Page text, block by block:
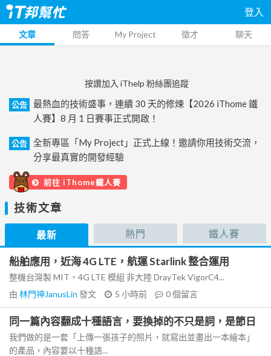
登入
文章 問答 My Project 徵才 聊天
按讚加入 iThelp 粉絲團追蹤
公告
最熱血的技術盛事，連續 30 天的修煉【2026 iThome 鐵
人賽】8 月 1 日賽事正式開啟！
公告
全新專區「My Project」正式上線！邀請你用技術交流，
分享最真實的開發經驗
前往 iThome鐵人賽
技術文章
最新 熱門 鐵人賽
船舶應用，近海 4G LTE，航運 Starlink 整合運用
整機台灣製 MIT，4G LTE 模組 非大陸 DrayTek VigorC4...
由 林門神JanusLin 發文 5 小時前 0個留言
同一篇內容翻成十種語言，要換掉的不只是詞，是節日
我們做的是一套「上傳一張孩子的照片，就寫出並畫出一本繪本」
的產品，內容要以十種語...